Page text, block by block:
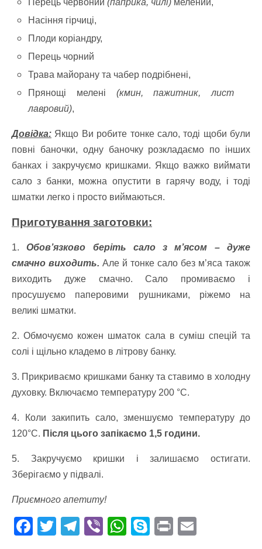
Насіння гірчиці,
Плоди коріандру,
Перець чорний
Трава майорану та чабер подрібнені,
Прянощі мелені (кмин, пажитник, лист
лавровий),
Довідка: Якщо Ви робите тонке сало, тоді щоби були
повні баночки, одну баночку розкладаємо по інших
банках і закручуємо кришками. Якщо важко виймати
сало з банки, можна опустити в гарячу воду, і тоді
шматки легко і просто виймаються.
Приготування заготовки:
1.Обов’язково беріть сало з м’ясом – дуже
смачно виходить. Але й тонке сало без м’яса також
виходить дуже смачно. Сало промиваємо і
просушуємо паперовими рушниками, ріжемо на
великі шматки.
2. Обмочуємо кожен шматок сала в суміш спецій та
солі і щільно кладемо в літрову банку.
3. Прикриваємо кришками банку та ставимо в холодну
духовку. Включаємо температуру 200 °С.
4. Коли закипить сало, зменшуємо температуру до
120°С. Після цього запікаємо 1,5 години.
5. Закручуємо кришки і залишаємо остигати.
Зберігаємо у підвалі.
Приємного апетиту!
F T T Vi W S Pr